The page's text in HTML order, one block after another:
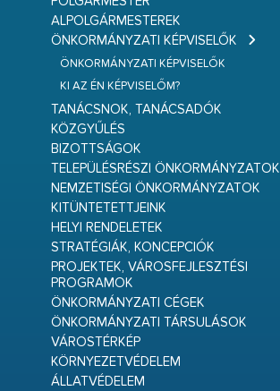
ALPOLGÁRMESTEREK
ÖNKORMÁNYZATI KÉPVISELŐK
ÖNKORMÁNYZATI KÉPVISELŐK
KI AZ ÉN KÉPVISELŐM?
TANÁCSNOK, TANÁCSADÓK
KÖZGYŰLÉS
BIZOTTSÁGOK
TELEPÜLÉSRÉSZI ÖNKORMÁNYZATOK
NEMZETISÉGI ÖNKORMÁNYZATOK
KITÜNTETETTJEINK
HELYI RENDELETEK
STRATÉGIÁK, KONCEPCIÓK
PROJEKTEK, VÁROSFEJLESZTÉSI
PROGRAMOK
ÖNKORMÁNYZATI CÉGEK
ÖNKORMÁNYZATI TÁRSULÁSOK
VÁROSTÉRKÉP
KÖRNYEZETVÉDELEM
ÁLLATVÉDELEM